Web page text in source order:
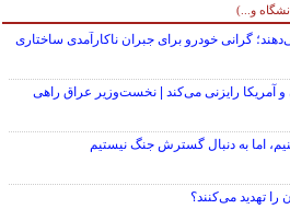
و...)
گرانی خودرو برای جبران ناکارآمدی ساختاری
آمریکا رایزنی می‌کند | نخست‌وزیر عراق راهی
اما به دنبال گسترش جنگ نیستیم
تهدید می‌کنند؟